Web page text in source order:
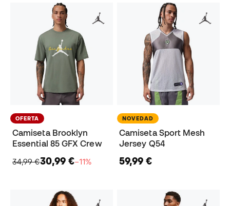
OFERTA
Camiseta Brooklyn
Essential 85 GFX Crew
34,99 €30,99 €−11%
NOVEDAD
Camiseta Sport Mesh
Jersey Q54
59,99 €